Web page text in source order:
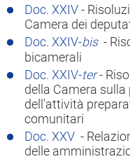
Doc. XXIV -
Camera dei
Doc. XXIV-bis -
bicamerali
Doc. XXIV-ter -
della Camera
dell'attività
comunitari
Doc. XXV -
delle